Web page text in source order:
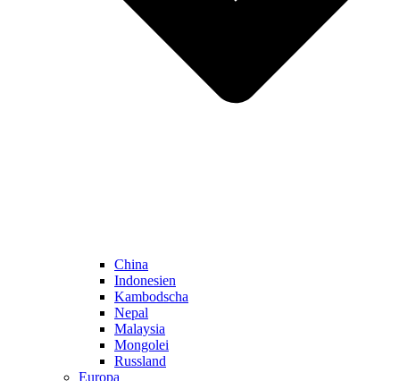
China
Indonesien
Kambodscha
Nepal
Malaysia
Mongolei
Russland
Europa